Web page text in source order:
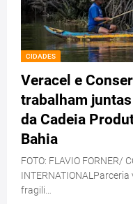
CIDADES
Veracel e
trabalham
da Cadeia
Bahia
FOTO: FLAVIO FORNER/
fragili…